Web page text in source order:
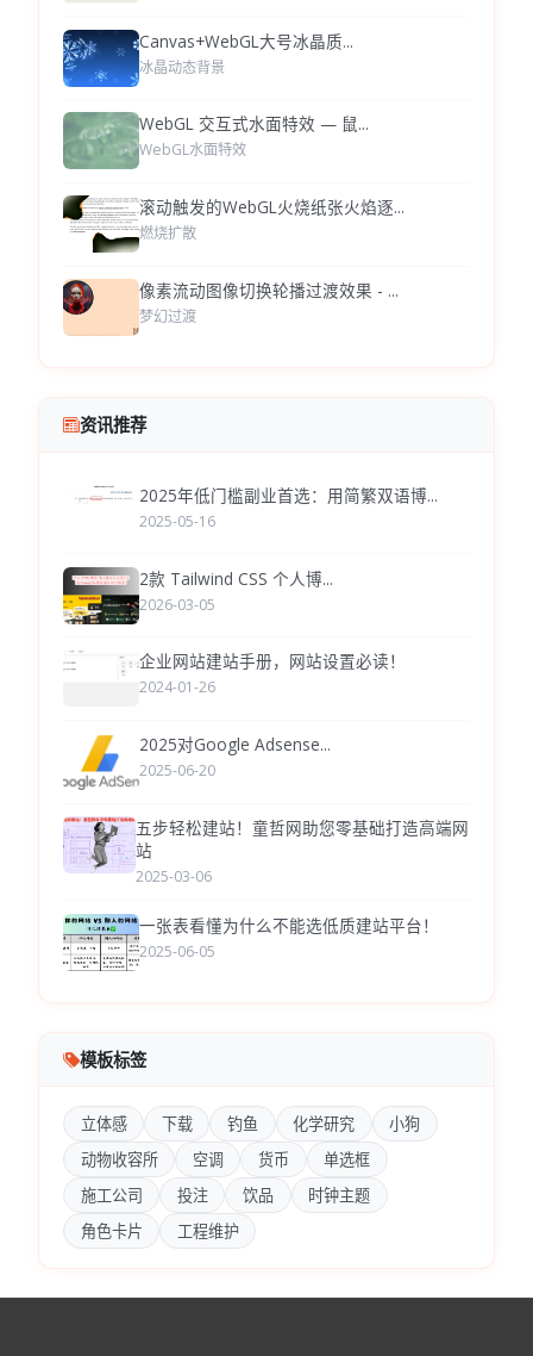
Canvas+WebGL大号冰晶质...
冰晶动态背景
WebGL 交互式水面特效 — 鼠...
WebGL水面特效
滚动触发的WebGL火烧纸张火焰逐...
燃烧扩散
像素流动图像切换轮播过渡效果 - ...
梦幻过渡
资讯推荐
2025年低门槛副业首选：用简繁双语博...
2025-05-16
2款 Tailwind CSS 个人博...
2026-03-05
企业网站建站手册，网站设置必读！
2024-01-26
2025对Google Adsense...
2025-06-20
五步轻松建站！童哲网助您零基础打造高端网
站
2025-03-06
一张表看懂为什么不能选低质建站平台！
2025-06-05
模板标签
立体感 下载 钓鱼 化学研究
小狗
动物收容所
空调 货币
单选框
施工公司
投注 饮品
时钟主题
角色卡片
工程维护